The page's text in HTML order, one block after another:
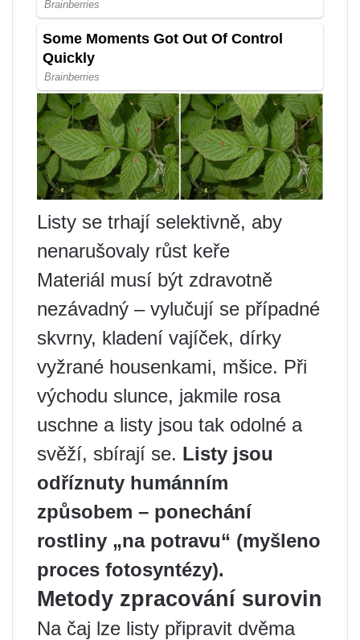
Listy se trhají selektivně, aby
nenarušovaly růst keře
Materiál musí být zdravotně
nezávadný – vylučují se případné
skvrny, kladení vajíček, dírky
vyžrané housenkami, mšice. Při
východu slunce, jakmile rosa
uschne a listy jsou tak odolné a
svěží, sbírají se. Listy jsou
odříznuty humánním
způsobem – ponechání
rostliny „na potravu“ (myšleno
proces fotosyntézy).
Metody zpracování surovin
Na čaj lze listy připravit dvěma